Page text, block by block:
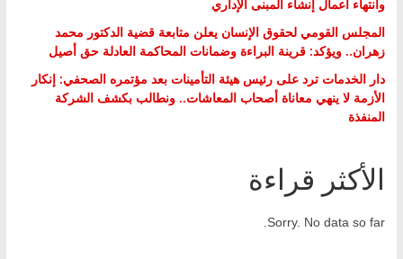
وانتهاء أعمال إنشاء المبنى الإداري
المجلس القومي لحقوق الإنسان يعلن متابعة قضية الدكتور محمد
زهران.. ويؤكد: قرينة البراءة وضمانات المحاكمة العادلة حق أصيل
دار الخدمات ترد على رئيس هيئة التأمينات بعد مؤتمره الصحفي: إنكار
الأزمة لا ينهي معاناة أصحاب المعاشات.. ونطالب بكشف الشركة
المنفذة
الأكثر قراءة
Sorry. No data so far.